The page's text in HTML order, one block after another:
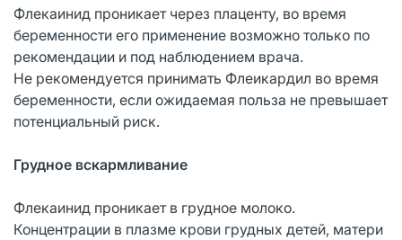
Флекаинид проникает через плаценту, во время
беременности его применение возможно только по
рекомендации и под наблюдением врача.
Не рекомендуется принимать Флеикардил во время
беременности, если ожидаемая польза не превышает
потенциальный риск.
Грудное вскармливание
Флекаинид проникает в грудное молоко.
Концентрации в плазме крови грудных детей, матери